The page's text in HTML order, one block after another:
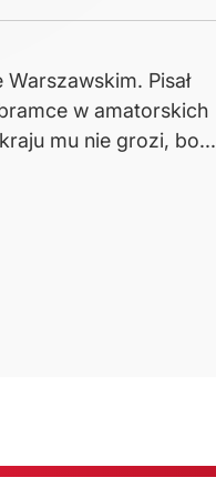
Pisał
w amatorskich
mu nie grozi, bo...